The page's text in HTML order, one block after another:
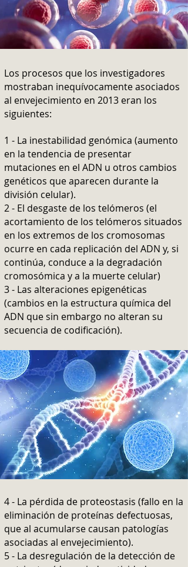
Los procesos que los investigadores
mostraban inequívocamente asociados
al envejecimiento en 2013 eran los
siguientes:
1 - La inestabilidad genómica (aumento
en la tendencia de presentar
mutaciones en el ADN u otros cambios
genéticos que aparecen durante la
división celular).
2 - El desgaste de los telómeros (el
acortamiento de los telómeros situados
en los extremos de los cromosomas
ocurre en cada replicación del ADN y, si
continúa, conduce a la degradación
cromosómica y a la muerte celular)
3 - Las alteraciones epigenéticas
(cambios en la estructura química del
ADN que sin embargo no alteran su
secuencia de codificación).
4 - La pérdida de proteostasis (fallo en la
eliminación de proteínas defectuosas,
que al acumularse causan patologías
asociadas al envejecimiento).
5 - La desregulación de la detección de